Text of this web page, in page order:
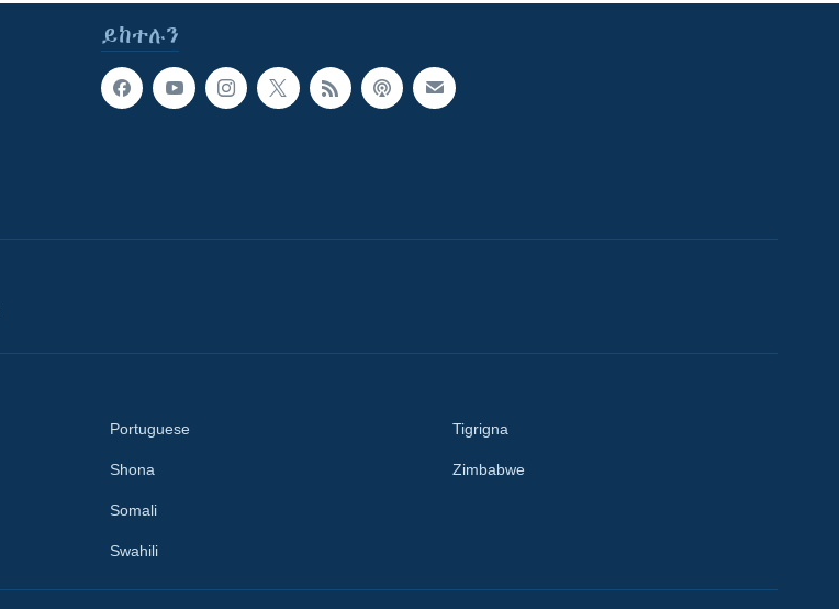
ይከተሉን
Portuguese
Shona
Somali
Swahili
Tigrigna
Zimbabwe